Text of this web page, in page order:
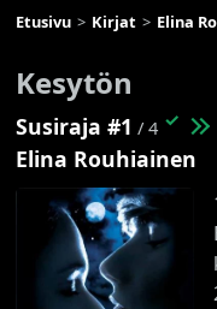
Etusivu Kirjat Elina
Kesytön
Susiraja #1 / 4 ✓
Elina Rouhiainen